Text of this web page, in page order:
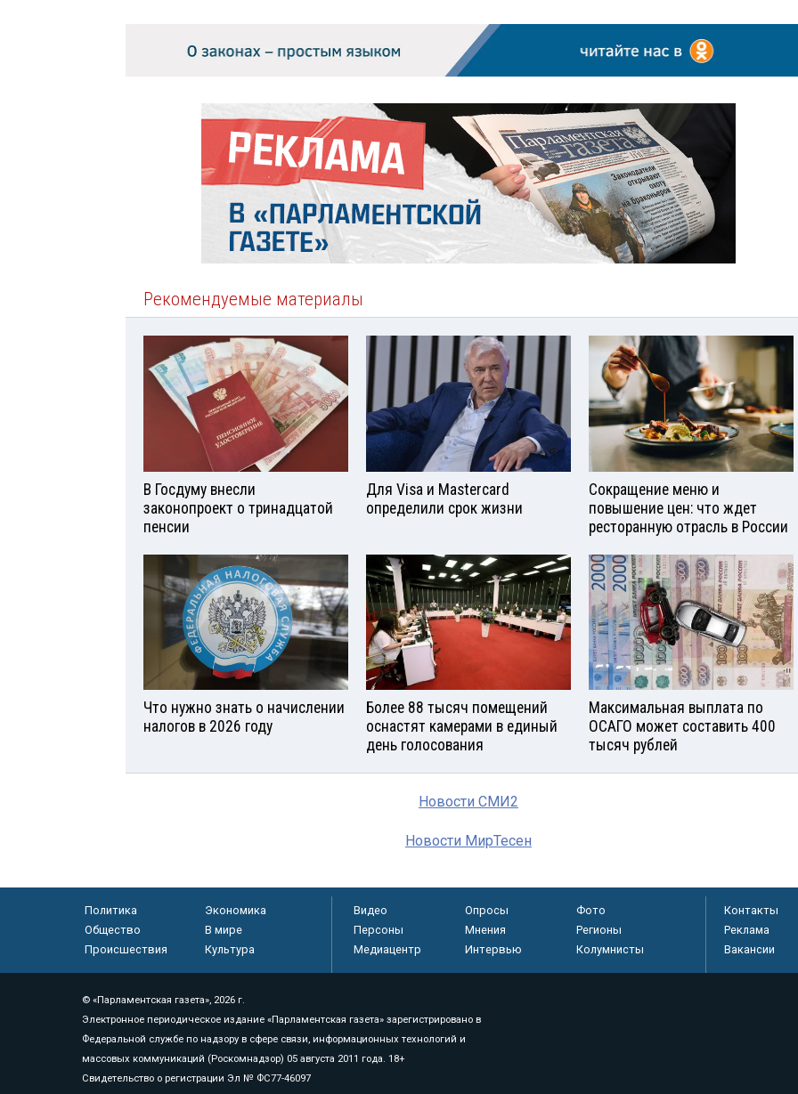
Рекомендуемые материалы
В Госдуму внесли
законопроект о тринадцатой
пенсии
Для Visа и Mastercard
определили срок жизни
Сокращение меню и
повышение цен: что ждет
ресторанную отрасль в России
Что нужно знать о начислении
налогов в 2026 году
Более 88 тысяч помещений
оснастят камерами в единый
день голосования
Максимальная выплата по
ОСАГО может составить 400
тысяч рублей
Новости СМИ2
Новости МирТесен
Политика
Экономика
Общество
В мире
Происшествия
Культура
Видео Опросы
Фото
Персоны
Мнения
Регионы
Медиацентр
Интервью Колумнисты
Контакты
Реклама
Вакансии
© «Парламентская газета», 2026 г.
Электронное периодическое издание «Парламентская газета» зарегистрировано в
Федеральной службе по надзору в сфере связи, информационных технологий и
массовых коммуникаций (Роскомнадзор) 05 августа 2011 года. 18+
Свидетельство о регистрации Эл № ФС77-46097